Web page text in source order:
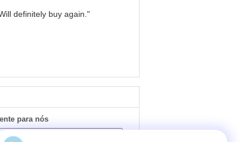
definitely buy again."
para nós